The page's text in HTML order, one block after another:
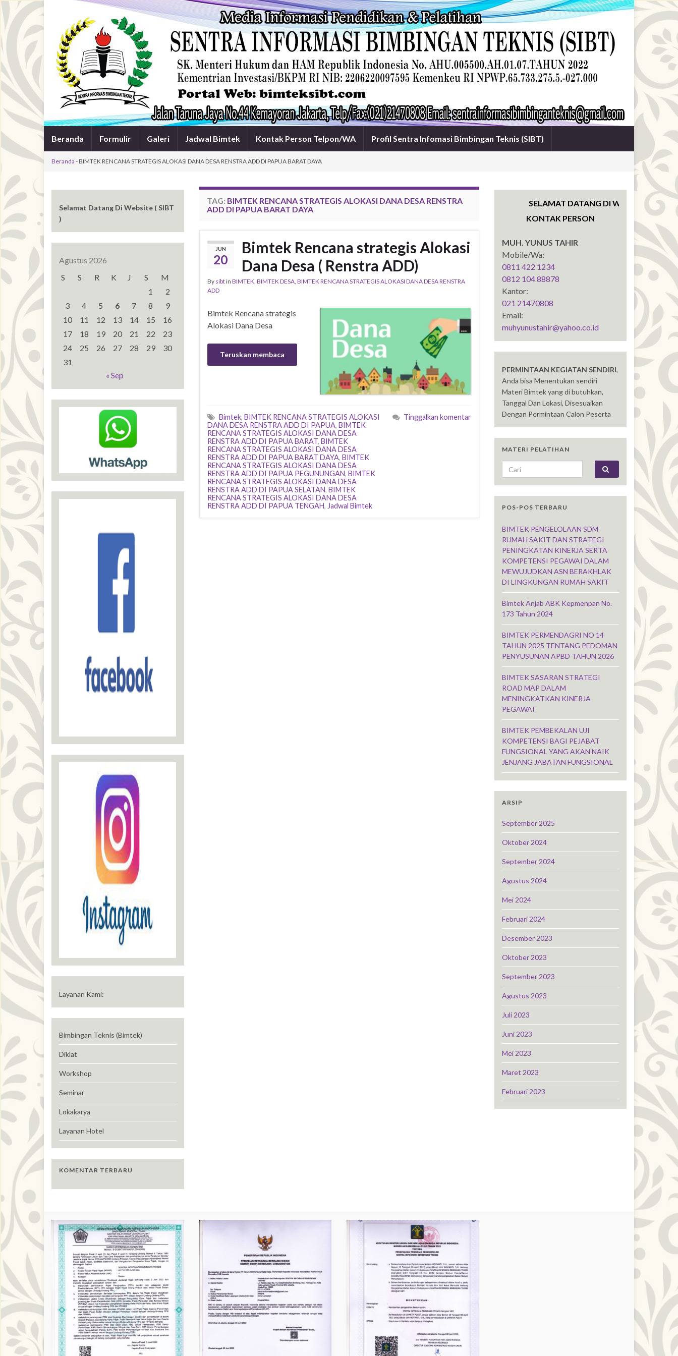
Beranda Formulir Galeri Jadwal Bimtek Kontak Person Telpon/WA Profil Sentra Infomasi Bimbingan Teknis (SIBT)
Beranda -BIMTEK RENCANA STRATEGIS ALOKASI DANA DESA RENSTRA ADD DI PAPUA BARAT DAYA
TAG: BIMTEK RENCANA STRATEGIS ALOKASI DANA DESA RENSTRA
ADD DI PAPUA BARAT DAYA
JUN
20
Bimtek Rencana strategis Alokasi
Dana Desa ( Renstra ADD)
By sibtin BIMTEK, BIMTEK DESA, BIMTEK RENCANA STRATEGIS ALOKASI DANA DESA RENSTRA
ADD
Bimtek Rencana strategis
Alokasi Dana Desa
Teruskan membaca
Bimtek, BIMTEK RENCANA STRATEGIS ALOKASI
DANA DESA RENSTRA ADD DI PAPUA, BIMTEK
RENCANA STRATEGIS ALOKASI DANA DESA
RENSTRA ADD DI PAPUA BARAT, BIMTEK
RENCANA STRATEGIS ALOKASI DANA DESA
RENSTRA ADD DI PAPUA BARAT DAYA, BIMTEK
RENCANA STRATEGIS ALOKASI DANA DESA
RENSTRA ADD DI PAPUA PEGUNUNGAN, BIMTEK
RENCANA STRATEGIS ALOKASI DANA DESA
RENSTRA ADD DI PAPUA SELATAN, BIMTEK
RENCANA STRATEGIS ALOKASI DANA DESA
RENSTRA ADD DI PAPUA TENGAH, Jadwal Bimtek
Tinggalkan komentar
Selamat Datang Di Website ( SIBT
)
Agustus 2026
S
S R K J S
M
1
2
3
4 5 6 7 8
9
10
11 12 13 14 15
16
17
18 19 20 21 22
23
24
25 26 27 28 29
30
31
« Sep
Layanan Kami:
Bimbingan Teknis (Bimtek)
Diklat
Workshop
Seminar
Lokakarya
Layanan Hotel
KOMENTAR TERBARU
SELAMAT DATANG DI WEBSITE SENTRA
KONTAK PERSON
MUH. YUNUS TAHIR
Mobile/Wa:
0811 422 1234
0812 104 88878
Kantor:
021 21470808
Email:
muhyunustahir@yahoo.co.id
PERMINTAAN KEGIATAN SENDIRI,
Anda bisa Menentukan sendiri
Materi Bimtek yang di butuhkan,
Tanggal Dan Lokasi, Disesuaikan
Dengan Permintaan Calon Peserta
MATERI PELATIHAN
Search for:
POS-POS TERBARU
BIMTEK PENGELOLAAN SDM
RUMAH SAKIT DAN STRATEGI
PENINGKATAN KINERJA SERTA
KOMPETENSI PEGAWAI DALAM
MEWUJUDKAN ASN BERAKHLAK
DI LINGKUNGAN RUMAH SAKIT
Bimtek Anjab ABK Kepmenpan No.
173 Tahun 2024
BIMTEK PERMENDAGRI NO 14
TAHUN 2025 TENTANG PEDOMAN
PENYUSUNAN APBD TAHUN 2026
BIMTEK SASARAN STRATEGI
ROAD MAP DALAM
MENINGKATKAN KINERJA
PEGAWAI
BIMTEK PEMBEKALAN UJI
KOMPETENSI BAGI PEJABAT
FUNGSIONAL YANG AKAN NAIK
JENJANG JABATAN FUNGSIONAL
ARSIP
September 2025
Oktober 2024
September 2024
Agustus 2024
Mei 2024
Februari 2024
Desember 2023
Oktober 2023
September 2023
Agustus 2023
Juli 2023
Juni 2023
Mei 2023
Maret 2023
Februari 2023